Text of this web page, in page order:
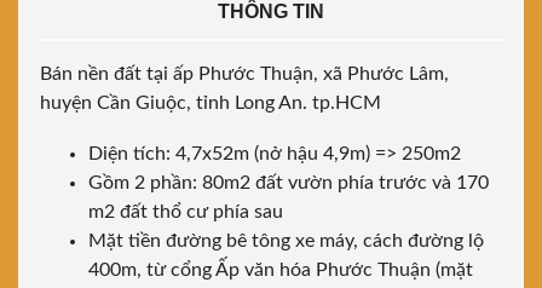
THÔNG TIN
Bán nền đất tại ấp Phước Thuận, xã Phước Lâm,
huyện Cần Giuộc, tỉnh Long An. tp.HCM
Diện tích: 4,7x52m (nở hậu 4,9m) => 250m2
Gồm 2 phần: 80m2 đất vườn phía trước và 170
m2 đất thổ cư phía sau
Mặt tiền đường bê tông xe máy, cách đường lộ
400m, từ cổng Ấp văn hóa Phước Thuận (mặt